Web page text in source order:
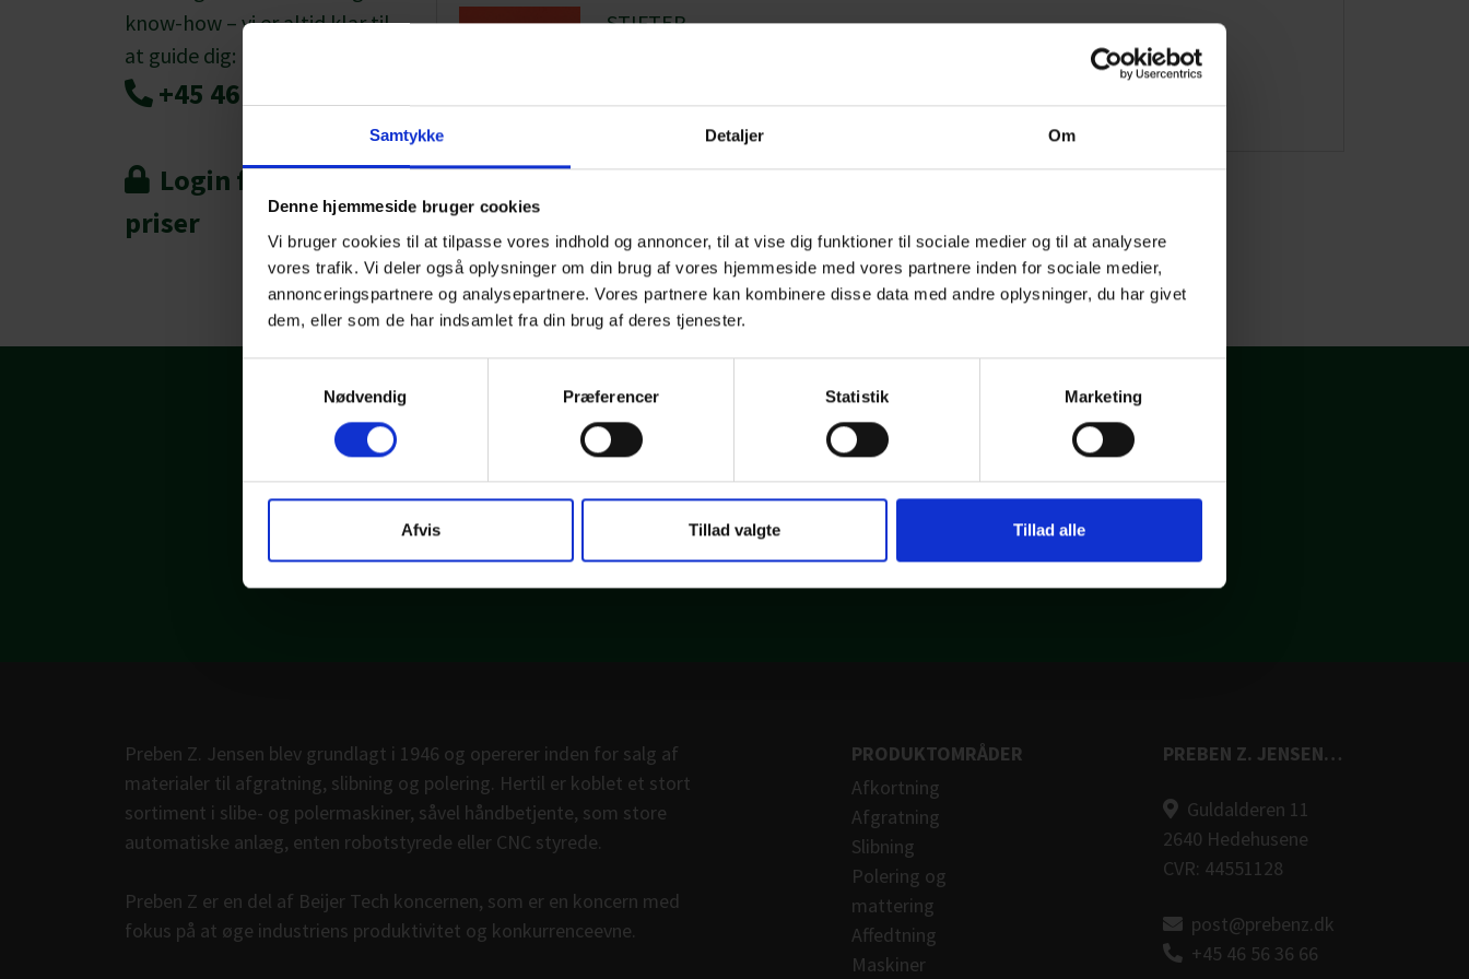
Samtykke Detaljer Om
Denne hjemmeside bruger cookies
Vi bruger cookies til at tilpasse vores indhold og annoncer, til at vise dig funktioner til sociale medier og til at analysere
vores trafik. Vi deler også oplysninger om din brug af vores hjemmeside med vores partnere inden for sociale medier,
annonceringspartnere og analysepartnere. Vores partnere kan kombinere disse data med andre oplysninger, du har givet
dem, eller som de har indsamlet fra din brug af deres tjenester.
Nødvendig
Præferencer Statistik Marketing
Afvis Tillad valgte Tillad alle
know-how – vi er altid klar til
at guide dig:
+45 46 56 36 66
Login for at se
priser
STIFTER
Fandt du ikke det du søgte?
Brug vores søgefunktion til at finde det rigtige produkt eller se på voresFAQ
Preben Z. Jensen blev grundlagt i 1946 og opererer inden for salg af
materialer til afgratning, slibning og polering. Hertil er koblet et stort
sortiment i slibe- og polermaskiner, såvel håndbetjente, som store
automatiske anlæg, enten robotstyrede eller CNC styrede.
Preben Z er en del af Beijer Tech koncernen, som er en koncern med
fokus på at øge industriens produktivitet og konkurrenceevne.
PRODUKTOMRÅDER
Afkortning
Afgratning
Slibning
Polering og
mattering
Affedtning
Maskiner
PREBEN Z. JENSEN A/S
Guldalderen 11
2640 Hedehusene
CVR: 44551128
post@prebenz.dk
+45 46 56 36 66